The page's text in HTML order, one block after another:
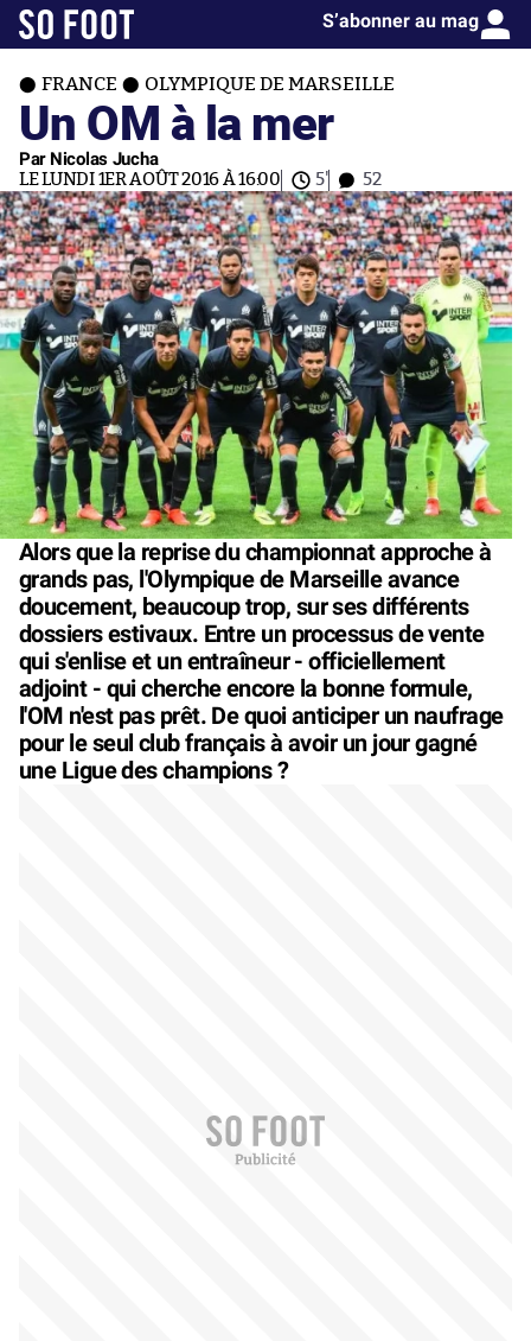
S’abonner au mag
FRANCE OLYMPIQUE DE MARSEILLE
Un OM à la mer
Par Nicolas Jucha
LE LUNDI 1ER AOÛT 2016 À 16:00 5' 52
Alors que la reprise du championnat approche à
grands pas, l'Olympique de Marseille avance
doucement, beaucoup trop, sur ses différents
dossiers estivaux. Entre un processus de vente
qui s'enlise et un entraîneur - officiellement
adjoint - qui cherche encore la bonne formule,
l'OM n'est pas prêt. De quoi anticiper un naufrage
pour le seul club français à avoir un jour gagné
une Ligue des champions ?